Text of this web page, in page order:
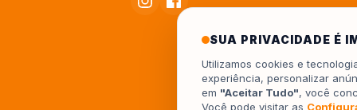
SUA PRIVACIDADE É
Utilizamos cookies e
experiência, personalizar
em "Aceitar Tudo", você
Você pode visitar as